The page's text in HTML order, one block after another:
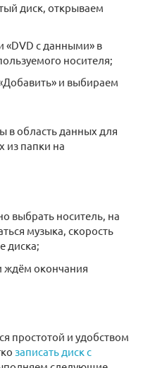
диск, открываем
«DVD с данными» в
носителя;
и выбираем
область данных для
из папки на
выбрать носитель, на
музыка, скорость
диска;
ждём окончания
простотой и удобством
записать диск с